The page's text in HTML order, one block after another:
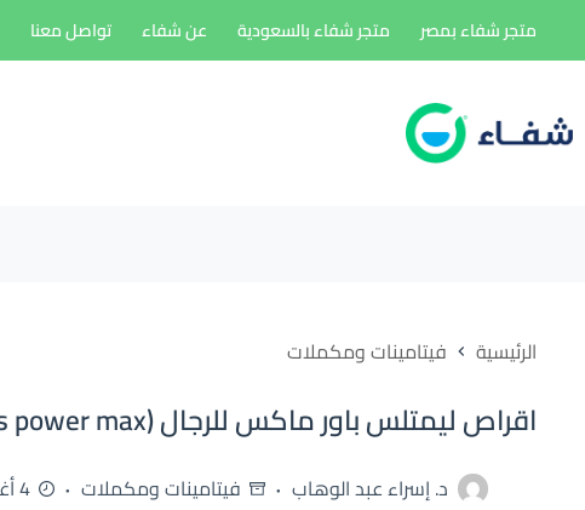
إلى
متجر شفاء بمصر متجر شفاء بالسعودية عن شفاء تواصل معنا
الرئيسية فيتامينات ومكملات
اقراص ليمتلس باور ماكس للرجال (limitless power max)
د. إسراء عبد الوهاب فيتامينات ومكملات 4 أغسطس، 2026